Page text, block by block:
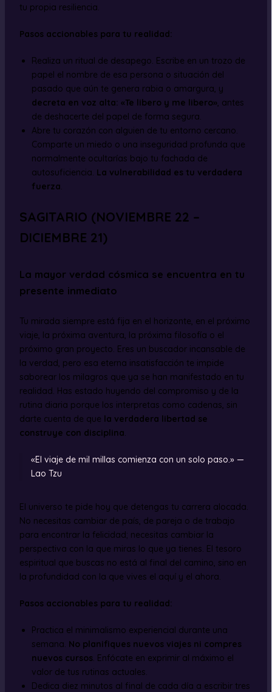
tu propia resiliencia.
Pasos accionables para tu realidad:
Realiza un ritual de desapego. Escribe en un trozo de
papel el nombre de esa persona o situación del
pasado que aún te genera rabia o amargura, y
decreta en voz alta: «Te libero y me libero» , antes
de deshacerte del papel de forma segura.
Abre tu corazón con alguien de tu entorno cercano.
Comparte un miedo o una inseguridad profunda que
normalmente ocultarías bajo tu fachada de
autosuficiencia. La vulnerabilidad es tu verdadera
fuerza
SAGITARIO (NOVIEMBRE 22 –
DICIEMBRE 21)
La mayor verdad cósmica se encuentra en tu
presente inmediato
Tu mirada siempre está fija en el horizonte, en el próximo
viaje, la próxima aventura, la próxima filosofía o el
próximo gran proyecto. Eres un buscador incansable de
la verdad, pero esa eterna insatisfacción te impide
saborear los milagros que ya se han manifestado en tu
realidad. Has estado huyendo del compromiso y de la
rutina diaria porque los interpretas como cadenas, sin
darte cuenta de que la verdadera libertad se
construye con disciplina
«El viaje de mil millas comienza con un solo paso.» —
Lao Tzu
El universo te pide hoy que detengas tu carrera alocada.
No necesitas cambiar de país, de pareja o de trabajo
para encontrar la felicidad; necesitas cambiar la
perspectiva con la que miras lo que ya tienes. El tesoro
espiritual que buscas no está al final del camino, sino en
la profundidad con la que vives el aquí y el ahora.
Pasos accionables para tu realidad:
Practica el minimalismo experiencial durante una
semana. No planifiques nuevos viajes ni compres
nuevos cursos. Enfócate en exprimir al máximo el
valor de tus rutinas actuales.
Dedica diez minutos al final de cada día a escribir tres